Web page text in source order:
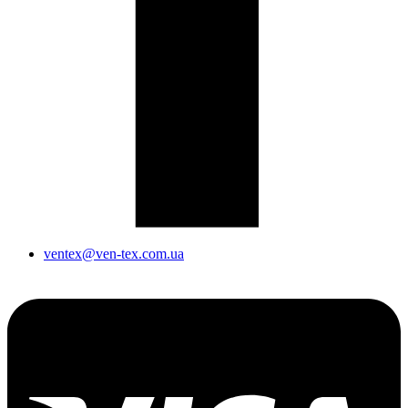
ventex@ven-tex.com.ua